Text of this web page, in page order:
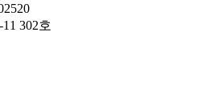
302호